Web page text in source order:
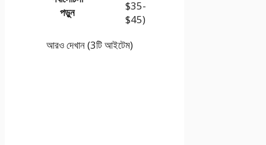
পড়ুন
$35-
$45)
আরও দেখান (3টি আইটেম)